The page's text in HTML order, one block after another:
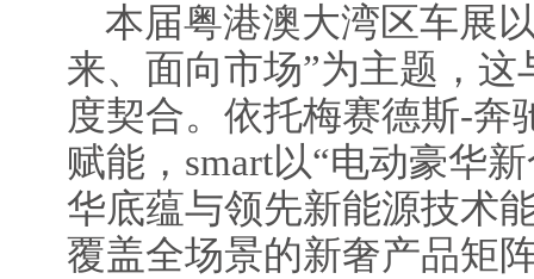
本届粤港澳大湾区车展
来、面向市场”为主题，这
度契合。依托梅赛德斯-奔
赋能，smart以“电动豪华
华底蕴与领先新能源技术
覆盖全场景的新奢产品矩